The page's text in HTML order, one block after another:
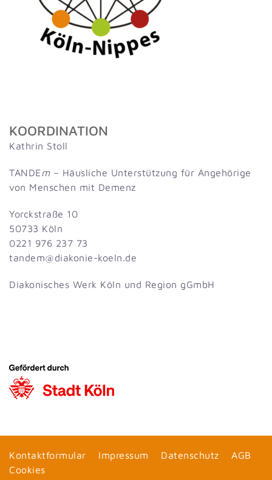
KOORDINATION
Kathrin Stoll
TANDE m– Häusliche Unterstützung für Angehörige
von Menschen mit Demenz
Yorckstraße 10
50733 Köln
0221 976 237 73
ed.nl
eok-e
inoka
id@me
dnat
Diakonisches Werk Köln und Region gGmbH
Kontaktformular Impressum Datenschutz
AGB
Cookies